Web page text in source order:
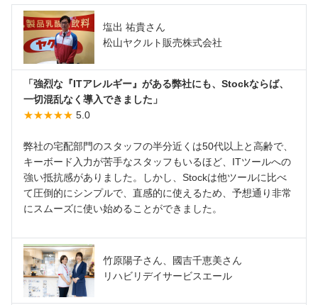
塩出 祐貴さん
松山ヤクルト販売株式会社
「強烈な『ITアレルギー』がある弊社にも、Stockならば、
一切混乱なく導入できました」
★★★★★ 5.0
弊社の宅配部門のスタッフの半分近くは50代以上と高齢で、
キーボード入力が苦手なスタッフもいるほど、ITツールへの
強い抵抗感がありました。しかし、Stockは他ツールに比べ
て圧倒的にシンプルで、直感的に使えるため、予想通り非常
にスムーズに使い始めることができました。
竹原陽子さん、國吉千恵美さん
リハビリデイサービスエール